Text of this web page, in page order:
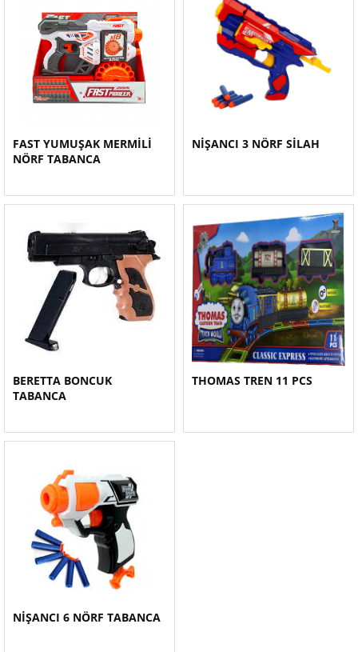
FAST YUMUŞAK MERMİLİ
NÖRF TABANCA
NİŞANCI 3 NÖRF SİLAH
BERETTA BONCUK
TABANCA
THOMAS TREN 11 PCS
NİŞANCI 6 NÖRF TABANCA